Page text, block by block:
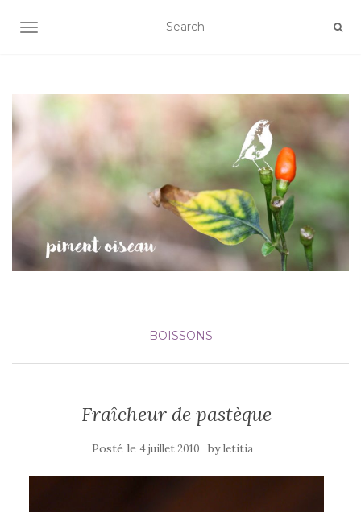
AFFICHER/MASQUER LA NAVIGATION
BOISSONS
Fraîcheur de pastèque
Posté le 4 juillet 2010 byletitia